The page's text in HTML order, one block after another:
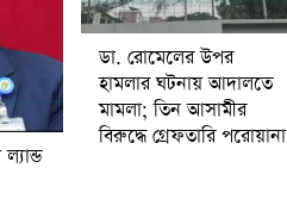
ডা. রোমেলের উপর
হামলার ঘটনায় আদালতে
মামলা; তিন আসামীর
বিরুদ্ধে গ্রেফতারি পরোয়ানা